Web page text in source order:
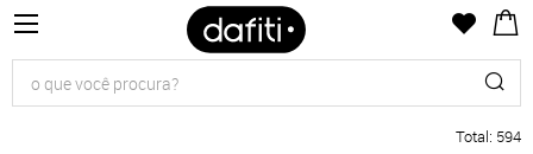
Total: 594